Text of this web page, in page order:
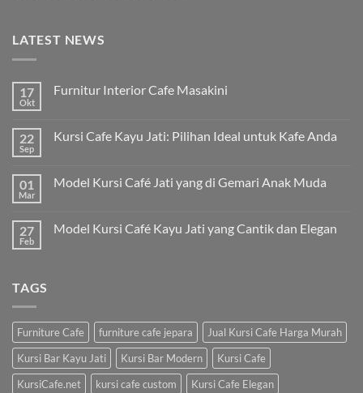
LATEST NEWS
17
Okt
Furnitur Interior Cafe Masakini
22
Sep
Kursi Cafe Kayu Jati: Pilihan Ideal untuk Kafe Anda
01
Mar
Model Kursi Café Jati yang di Gemari Anak Muda
27
Feb
Model Kursi Café Kayu Jati yang Cantik dan Elegan
TAGS
Furniture Cafe furniture cafe jepara
Jual Kursi Cafe Harga Murah
Kursi Bar Kayu Jati
Kursi Bar Modern
Kursi Cafe
KursiCafe.net
kursi cafe custom
Kursi Cafe Elegan